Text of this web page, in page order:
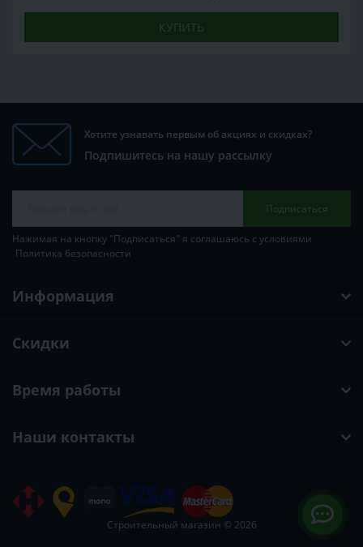
КУПИТЬ
Хотите узнавать первым об акциях и скидках?
Подпишитесь на нашу рассылку
Подписаться
Нажимая на кнопку "Подписаться" я соглашаюсь с условиями
Политика безопасности
Информация
Скидки
Время работы
Наши контакты
Строительный магазин © 2026